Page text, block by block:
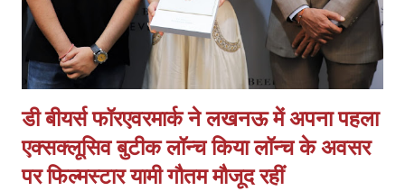
डी बीयर्स फॉरएवरमार्क ने लखनऊ में अपना पहला
एक्सक्लूसिव बुटीक लॉन्च किया लॉन्च के अवसर
पर फिल्मस्टार यामी गौतम मौजूद रहीं